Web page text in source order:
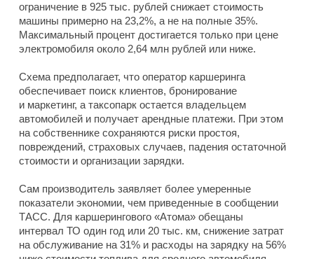
ограничение в 925 тыс. рублей снижает стоимость
машины примерно на 23,2%, а не на полные 35%.
Максимальный процент достигается только при цене
электромобиля около 2,64 млн рублей или ниже.
Схема предполагает, что оператор каршеринга
обеспечивает поиск клиентов, бронирование
и маркетинг, а таксопарк остается владельцем
автомобилей и получает арендные платежи. При этом
на собственнике сохраняются риски простоя,
повреждений, страховых случаев, падения остаточной
стоимости и организации зарядки.
Сам производитель заявляет более умеренные
показатели экономии, чем приведенные в сообщении
ТАСС. Для каршерингового «Атома» обещаны
интервал ТО один год или 20 тыс. км, снижение затрат
на обслуживание на 31% и расходы на зарядку на 56%